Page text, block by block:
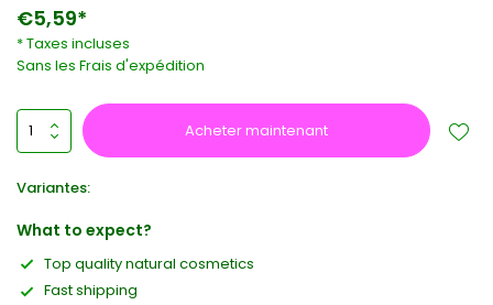
€5,59*
* Taxes incluses
Sans les Frais d'expédition
Acheter maintenant
Variantes:
What to expect?
Top quality natural cosmetics
Fast shipping